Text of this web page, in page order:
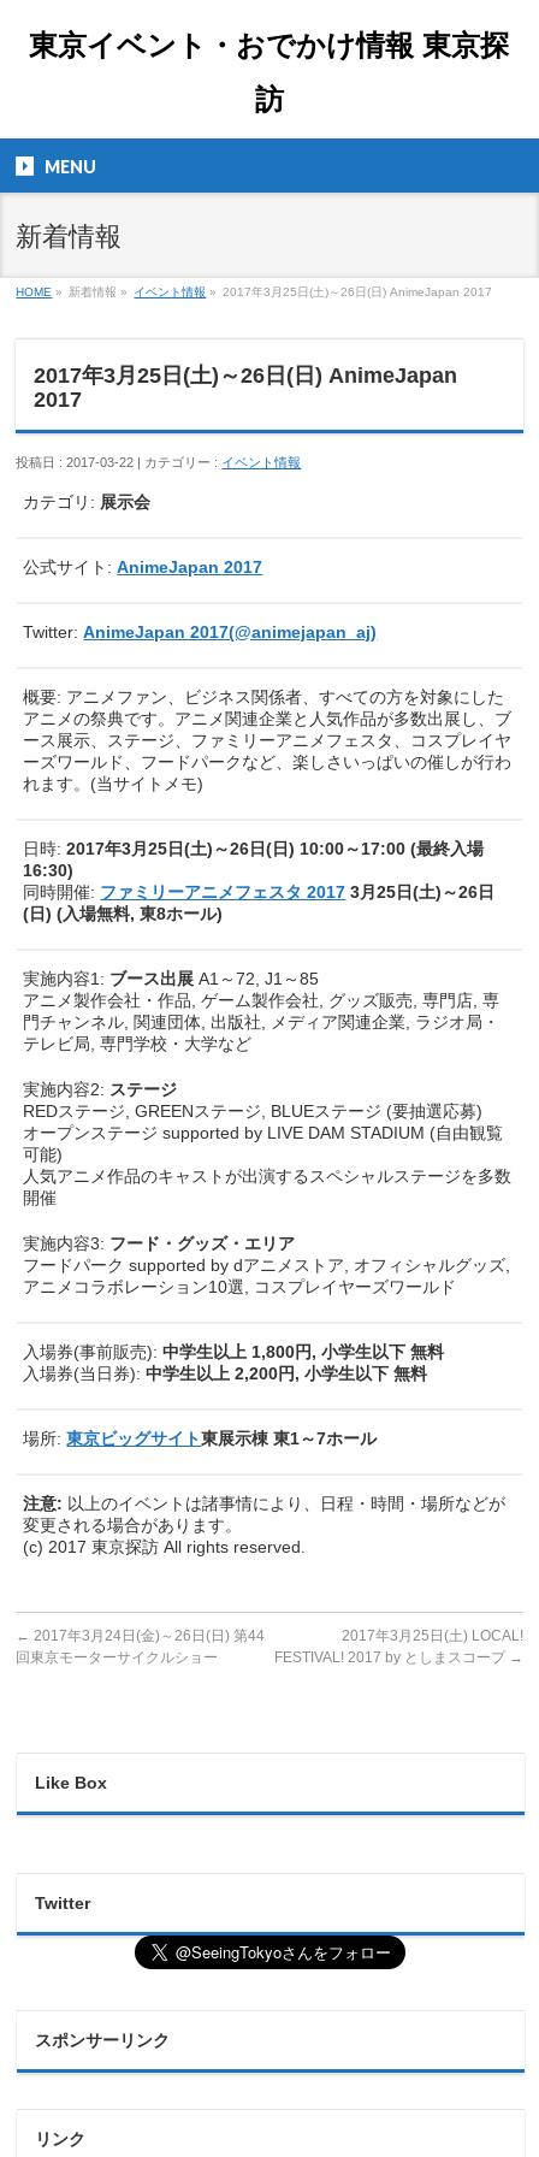
東京イベント・おでかけ情報 東京探
訪
MENU
新着情報
HOME » 新着情報 » イベント情報 » 2017年3月25日(土)～26日(日) AnimeJapan 2017
2017年3月25日(土)～26日(日) AnimeJapan
2017
投稿日 : 2017-03-22 | カテゴリー : イベント情報
カテゴリ: 展示会
公式サイト:AnimeJapan 2017
Twitter:AnimeJapan 2017(@animejapan_aj)
概要: アニメファン、ビジネス関係者、すべての方を対象にした
アニメの祭典です。アニメ関連企業と人気作品が多数出展し、ブ
ース展示、ステージ、ファミリーアニメフェスタ、コスプレイヤ
ーズワールド、フードパークなど、楽しさいっぱいの催しが行わ
れます。(当サイトメモ)
日時:2017年3月25日(土)～26日(日) 10:00～17:00 (最終入場
16:30)
同時開催: ファミリーアニメフェスタ 2017 3月25日(土)～26日
(日) (入場無料, 東8ホール)
実施内容1: ブース出展 A1～72, J1～85
アニメ製作会社・作品, ゲーム製作会社, グッズ販売, 専門店, 専
門チャンネル, 関連団体, 出版社, メディア関連企業, ラジオ局・
テレビ局, 専門学校・大学など
実施内容2: ステージ
REDステージ, GREENステージ, BLUEステージ (要抽選応募)
オープンステージ supported by LIVE DAM STADIUM (自由観覧
可能)
人気アニメ作品のキャストが出演するスペシャルステージを多数
開催
実施内容3: フード・グッズ・エリア
フードパーク supported by dアニメストア, オフィシャルグッズ,
アニメコラボレーション10選, コスプレイヤーズワールド
入場券(事前販売):中学生以上 1,800円, 小学生以下 無料
入場券(当日券):中学生以上 2,200円, 小学生以下 無料
場所:東京ビッグサイト東展示棟 東1～7ホール
注意: 以上のイベントは諸事情により、日程・時間・場所などが
変更される場合があります。
(c) 2017 東京探訪 All rights reserved.
← 2017年3月24日(金)～26日(日) 第44
回東京モーターサイクルショー
2017年3月25日(土) LOCAL!
FESTIVAL! 2017 by としまスコープ →
Like Box
Twitter
スポンサーリンク
リンク